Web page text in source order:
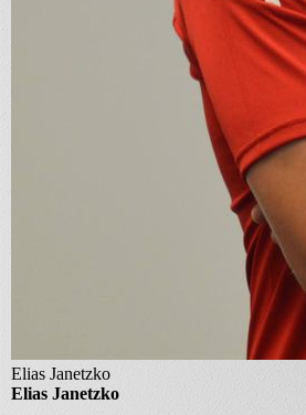
Elias Janetzko
Elias Janetzko